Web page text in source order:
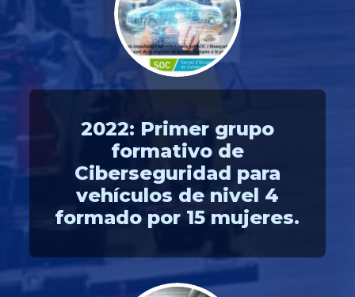
2022: Primer grupo
formativo de
Ciberseguridad para
vehículos de nivel 4
formado por 15 mujeres.